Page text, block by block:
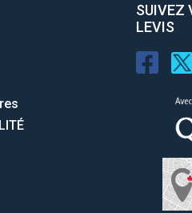
SUIVEZ
LEVIS